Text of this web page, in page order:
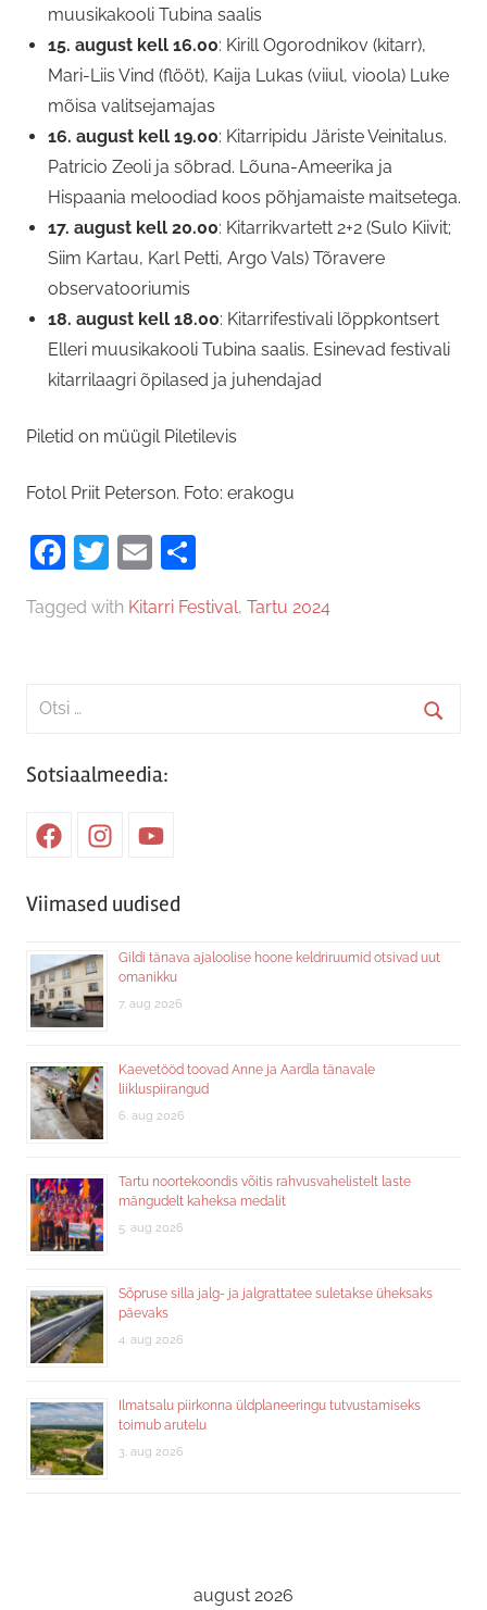
muusikakooli Tubina saalis
15. august kell 16.00: Kirill Ogorodnikov (kitarr),
Mari-Liis Vind (flööt), Kaija Lukas (viiul, vioola) Luke
mõisa valitsejamajas
16. august kell 19.00: Kitarripidu Järiste Veinitalus.
Patricio Zeoli ja sõbrad. Lõuna-Ameerika ja
Hispaania meloodiad koos põhjamaiste maitsetega.
17. august kell 20.00: Kitarrikvartett 2+2 (Sulo Kiivit;
Siim Kartau, Karl Petti, Argo Vals) Tõravere
observatooriumis
18. august kell 18.00: Kitarrifestivali lõppkontsert
Elleri muusikakooli Tubina saalis. Esinevad festivali
kitarrilaagri õpilased ja juhendajad
Piletid on müügil Piletilevis
Fotol Priit Peterson. Foto: erakogu
Facebook
Twitter
Email
Tagged with Kitarri Festival, Tartu 2024
Search
Sotsiaalmeedia:
FacebookInstagramYoutube
Viimased uudised
Gildi tänava ajaloolise hoone keldriruumid otsivad uut
omanikku
7. aug 2026
Kaevetööd toovad Anne ja Aardla tänavale
liikluspiirangud
6. aug 2026
Tartu noortekoondis võitis rahvusvahelistelt laste
mängudelt kaheksa medalit
5. aug 2026
Sõpruse silla jalg- ja jalgrattatee suletakse üheksaks
päevaks
4. aug 2026
Ilmatsalu piirkonna üldplaneeringu tutvustamiseks
toimub arutelu
3. aug 2026
august 2026